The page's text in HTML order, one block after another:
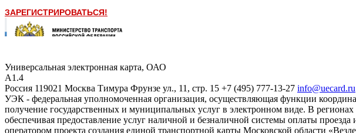
ЗАРЕГИСТРИРОВАТЬСЯ!
Универсальная электронная карта, ОАО
A1.4
Россия 119021 Москва Тимура Фрунзе ул., 11, стр. 15 +7 (495) 777-13-27 info@uecard.ru
УЭК - федеральная уполномоченная организация, осуществляющая функции
получение государственных и муниципальных услуг в электронном виде. В
обеспечивая предоставление услуг наличной и безналичной системы оплаты
оператором проекта создания единой транспортной карты Московской области